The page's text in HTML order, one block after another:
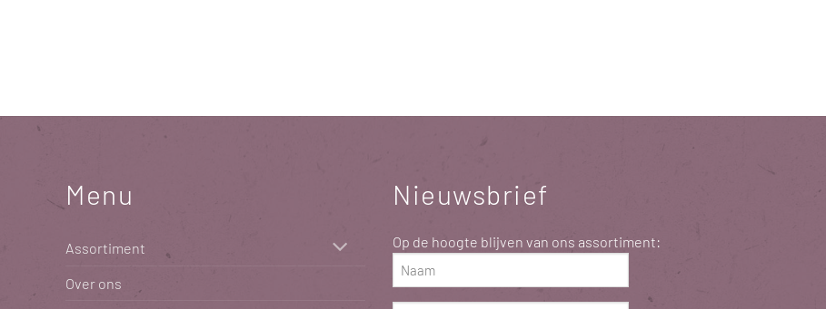
Menu
Assortiment
Over ons
Nieuwsbrief
Op de hoogte blijven van ons assortiment:
Naam
(Vereist)